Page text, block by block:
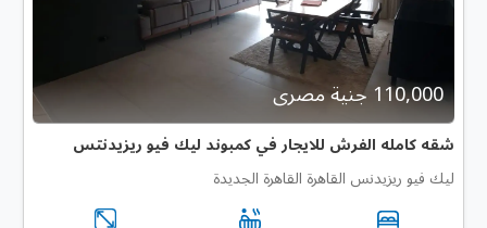
110,000 جنية مصرى
شقه كامله الفرش للايجار في كمبوند ليك فيو ريزيدنتس
ليك فيو ريزيدنس القاهرة القاهرة الجديدة